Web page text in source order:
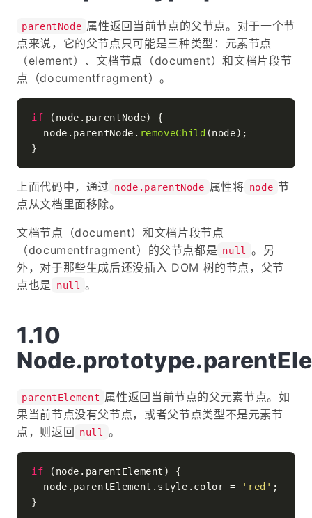
parentNode 属性返回当前节点的父节点。对于一个节
点来说，它的父节点只可能是三种类型：元素节点
（element）、文档节点（document）和文档片段节
点（documentfragment）。
if (node. parentNode) {
  node.
parentNode . removeChild (node);
上面代码中，通过 node.parentNode 属性将 node 节
点从文档里面移除。
文档节点（document）和文档片段节点
（documentfragment）的父节点都是 null
。另
外，对于那些生成后还没插入 DOM 树的节点，父节
点也是
null 。
parentElement 属性返回当前节点的父元素节点。如
果当前节点没有父节点，或者父节点类型不是元素节
点，则返回 null 。
if (node. parentElement ) {
  node.
parentElement . style . color = 'red' ;